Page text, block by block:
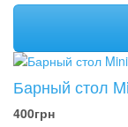
Барный стол
400грн